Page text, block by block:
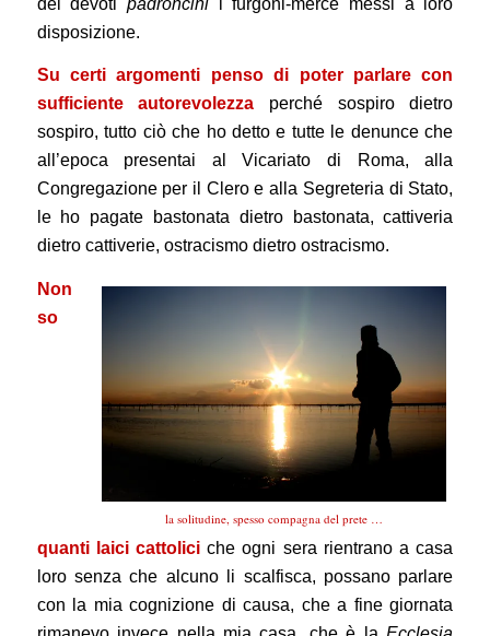
disposizione.
Su certi argomenti penso di poter parlare con
sufficiente autorevolezza perché sospiro dietro
sospiro, tutto ciò che ho detto e tutte le denunce che
all’epoca presentai al Vicariato di Roma, alla
Congregazione per il Clero e alla Segreteria di Stato,
le ho pagate bastonata dietro bastonata, cattiveria
dietro cattiverie, ostracismo dietro ostracismo.
la solitudine, spesso compagna del prete …
Non
so
quanti laici cattolici che ogni sera rientrano a casa
loro senza che alcuno li scalfisca, possano parlare
con la mia cognizione di causa, che a fine giornata